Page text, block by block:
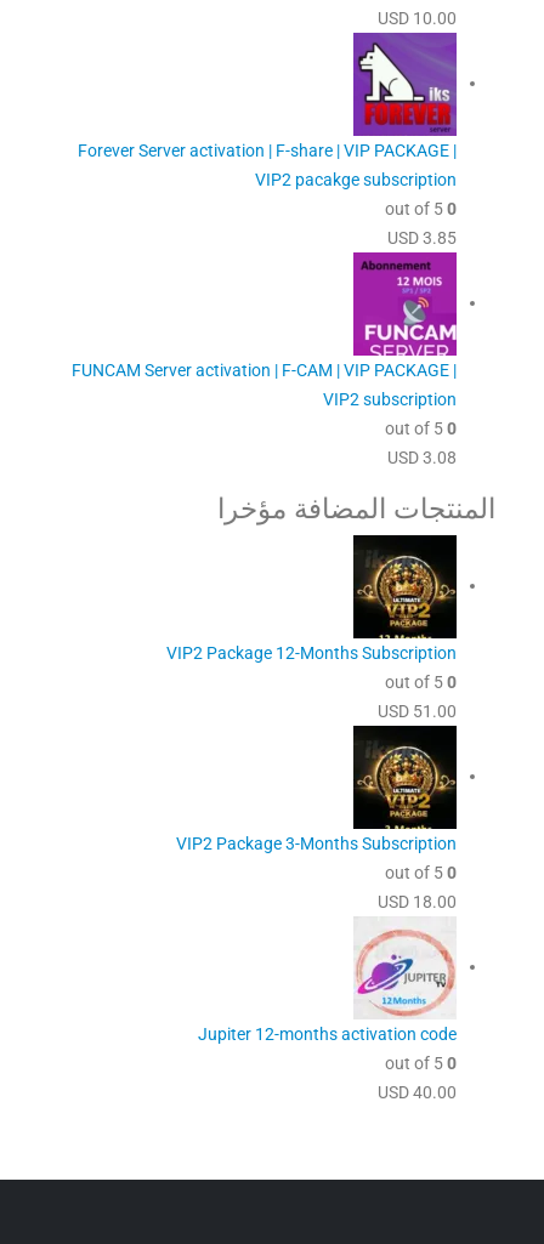
USD 10.00
Forever Server activation | F-share | VIP PACKAGE |
VIP2 pacakge subscription
0
USD3.85
FUNCAM Server activation | F-CAM | VIP PACKAGE |
VIP2 subscription
0
USD3.08
المنتجات المضافة مؤخرا
VIP2 Package 12-Months Subscription
0
USD 51.00
VIP2 Package 3-Months Subscription
0
USD 18.00
Jupiter 12-months activation code
0
USD40.00